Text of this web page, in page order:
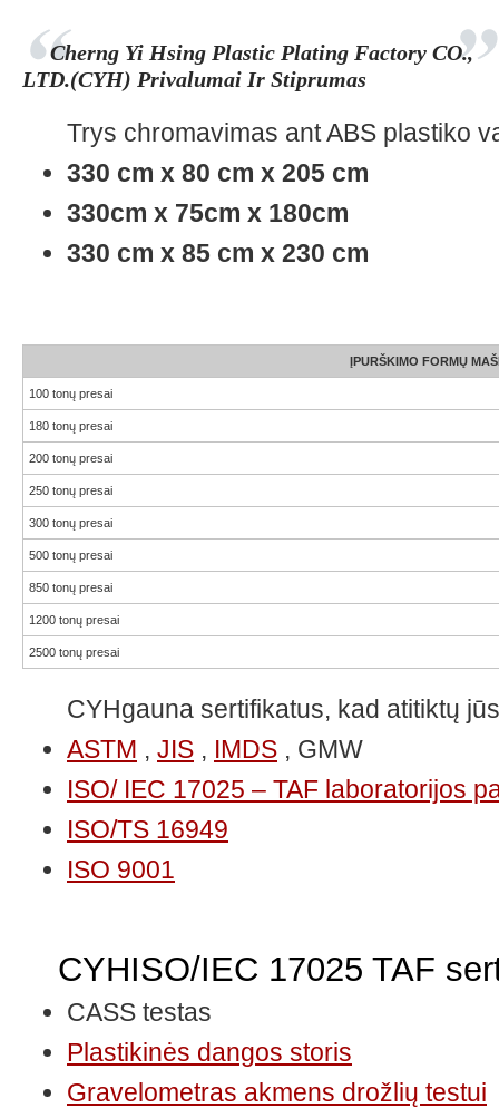
Cherng Yi Hsing Plastic Plating Factory CO.,
LTD.(CYH) Privalumai Ir Stiprumas
Trys chromavimas ant ABS plastiko
330 cm x 80 cm x 205 cm
330cm x 75cm x 180cm
330 cm x 85 cm x 230 cm
ĮPURŠKIMO FORMŲ
100 tonų presai
180 tonų presai
200 tonų presai
250 tonų presai
300 tonų presai
500 tonų presai
850 tonų presai
1200 tonų presai
2500 tonų presai
CYHgauna sertifikatus, kad atitiktų
ASTM , JIS , IMDS , GMW
ISO/ IEC 17025 – TAF laboratorijos
ISO/TS 16949
ISO 9001
CYHISO/IEC 17025 TAF
CASS testas
Plastikinės dangos storis
Gravelometras akmens drožlių testui